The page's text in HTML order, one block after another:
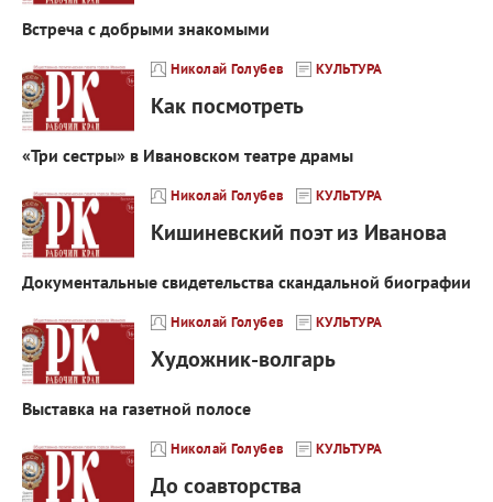
Встреча с добрыми знакомыми
Николай Голубев КУЛЬТУРА
Как посмотреть
«Три сестры» в Ивановском театре драмы
Николай Голубев КУЛЬТУРА
Кишиневский поэт из Иванова
Документальные свидетельства скандальной биографии
Николай Голубев КУЛЬТУРА
Художник-волгарь
Выставка на газетной полосе
Николай Голубев КУЛЬТУРА
До соавторства